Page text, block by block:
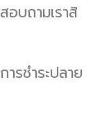
บถามเราสิ
ชำระปลาย